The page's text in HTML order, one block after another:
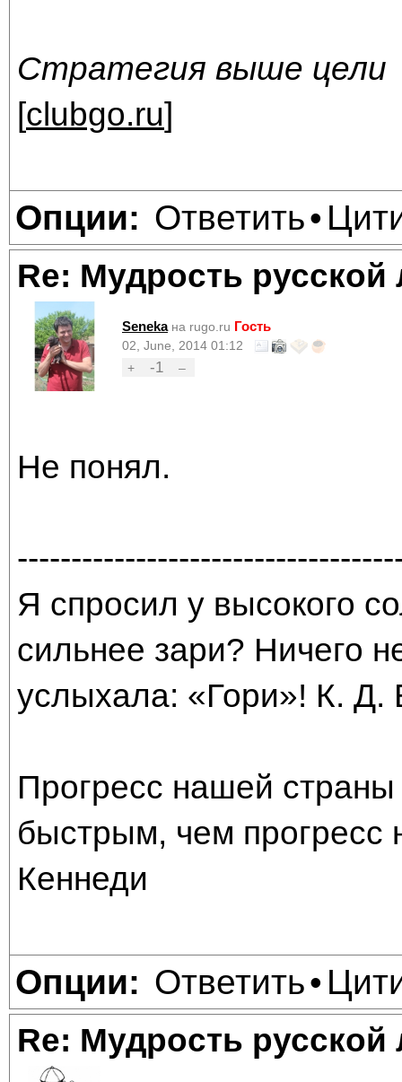
Стратегия выше цели
[clubgo.ru]
Опции: Ответить•
Re: Мудрость русской
Seneka на rugo.ru Гость
02, June, 2014 01:12
+
-1 –
Не понял.
Я спросил у высокого
сильнее зари? Ничего
услыхала: «Гори»! К. Д.
Прогресс нашей
быстрым, чем прогресс
Кеннеди
Опции: Ответить•
Re: Мудрость русской